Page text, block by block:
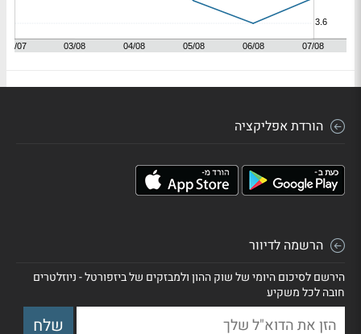
הורדת אפליקציה
הרשמה לדיוור
הירשם לסיכום היומי של שוק ההון ולמבזקים של ביזפורטל - ניוזלטרים
חובה לכל משקיע